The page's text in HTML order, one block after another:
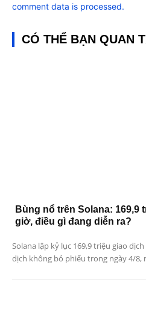
comment data is processed.
CÓ THỂ BẠN QUAN
Bùng nổ trên Solana: 169,9
giờ, điều gì đang diễn ra?
Solana lập kỷ lục 169,9 triệu giao
dịch không bỏ phiếu trong ngày 4/8,